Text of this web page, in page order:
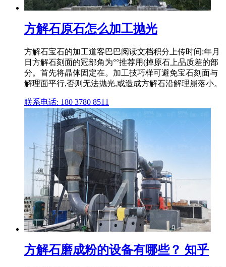
方解石原石怎么加工抛光
方解石宝石的加工道客巴巴阅读文档积分上传时间:年月
日方解石刻面的冠部角为°°推荐用(掉原石上品质差的部
分。首先将晶体固定在。加工技巧样可避免宝石刻面与
解理面平行,否则无法抛光,或造成方解石沿解理崩落小。
联系电话: 180 3780 8511
方解石磨成粉的设备有哪些？ 知乎